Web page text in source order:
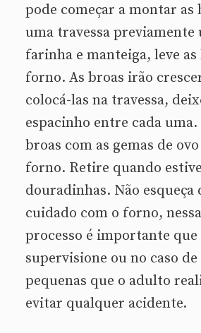
pode começar a montar as
uma travessa previamente
farinha e manteiga, leve as
forno. As broas irão
colocá-las na travessa,
espacinho entre cada uma.
broas com as gemas de
forno. Retire quando
douradinhas. Não esqueça
cuidado com o forno,
processo é importante
supervisione ou no caso
pequenas que o adulto
evitar qualquer acidente.